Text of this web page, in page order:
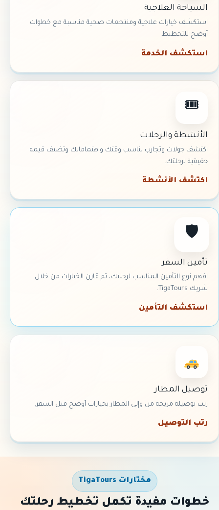
السياحة العلاجية
استكشف خيارات علاجية ومنتجعات صحية مناسبة مع خطوات
أوضح للتخطيط.
استكشف الخدمة
🎟
الأنشطة والرحلات
اكتشف جولات وتجارب تناسب وقتك واهتماماتك وتضيف قيمة
حقيقية لرحلتك.
اكتشف الأنشطة
🛡
تأمين السفر
افهم نوع التأمين المناسب لرحلتك، ثم قارن الخيارات من خلال
شريك TigaTours.
استكشف التأمين
توصيل المطار
رتب توصيلة مريحة من وإلى المطار بخيارات أوضح قبل السفر.
رتب التوصيل
مختارات TigaTours
خطوات مفيدة تكمل تخطيط رحلتك